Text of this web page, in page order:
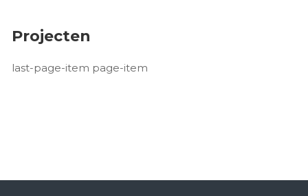
Projecten
last-page-item page-item